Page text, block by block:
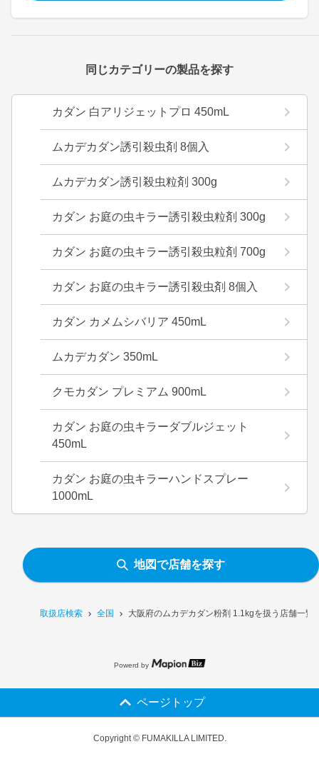
取扱店検索 全国 大阪府のムカデカダン粉剤 1.1kgを扱う店舗一覧
同じカテゴリーの製品を探す
カダン 白アリジェットプロ 450mL
ムカデカダン誘引殺虫剤 8個入
ムカデカダン誘引殺虫粒剤 300g
カダン お庭の虫キラー誘引殺虫粒剤 300g
カダン お庭の虫キラー誘引殺虫粒剤 700g
カダン お庭の虫キラー誘引殺虫剤 8個入
カダン カメムシバリア 450mL
ムカデカダン 350mL
クモカダン プレミアム 900mL
カダン お庭の虫キラーダブルジェット
450mL
カダン お庭の虫キラーハンドスプレー
1000mL
地図で店舗を探す
Powerd by
ページトップ
Copyright © FUMAKILLA LIMITED.